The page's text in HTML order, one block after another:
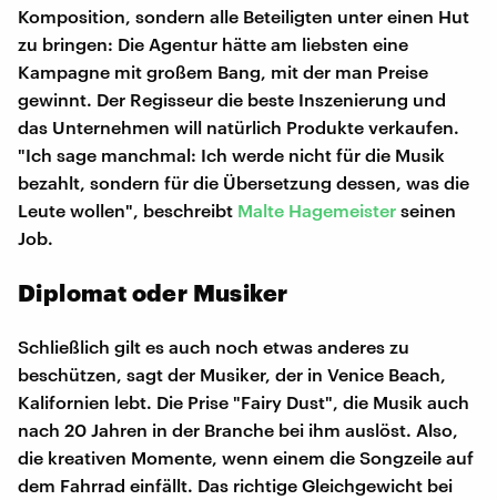
Komposition, sondern alle Beteiligten unter einen Hut
zu bringen: Die Agentur hätte am liebsten eine
Kampagne mit großem Bang, mit der man Preise
gewinnt. Der Regisseur die beste Inszenierung und
das Unternehmen will natürlich Produkte verkaufen.
"Ich sage manchmal: Ich werde nicht für die Musik
bezahlt, sondern für die Übersetzung dessen, was die
Leute wollen", beschreibt Malte Hagemeister seinen
Job.
Diplomat oder Musiker
Schließlich gilt es auch noch etwas anderes zu
beschützen, sagt der Musiker, der in Venice Beach,
Kalifornien lebt. Die Prise "Fairy Dust", die Musik auch
nach 20 Jahren in der Branche bei ihm auslöst. Also,
die kreativen Momente, wenn einem die Songzeile auf
dem Fahrrad einfällt. Das richtige Gleichgewicht bei